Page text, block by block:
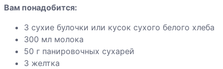
индонезийски
Индейка с
красным
перцем
Вам понадобится:
3 сухие булочки или кусок сухого белого хлеба
300 мл молока
50 г панировочных сухарей
3 желтка